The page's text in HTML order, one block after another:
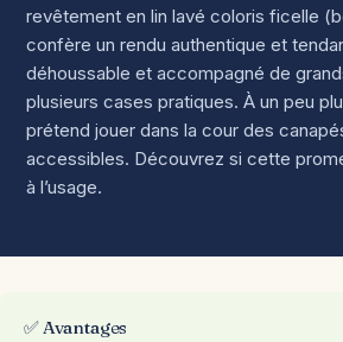
revêtement en lin lavé coloris ficelle
confère un rendu authentique et
déhoussable et accompagné de
plusieurs cases pratiques. À un peu
prétend jouer dans la cour des
accessibles. Découvrez si cette
à l’usage.
✅ Avantages